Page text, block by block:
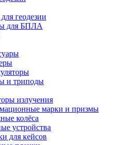
геодезии
для БПЛА
и триподы
излучения
марки и призмы
колёса
устройства
для кейсов